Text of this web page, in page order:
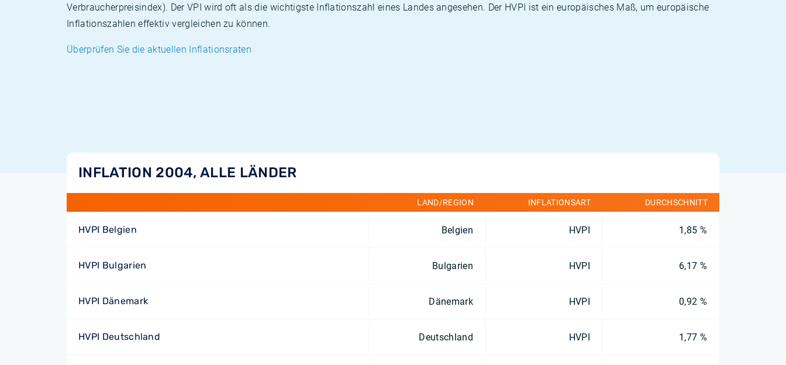
Verbraucherpreisindex). Der VPI wird oft als die wichtigste Inflationszahl eines Landes angesehen. Der HVPI ist ein europäisches Maß, um europäische
Inflationszahlen effektiv vergleichen zu können.
Überprüfen Sie die aktuellen Inflationsraten
INFLATION 2004, ALLE LÄNDER
LAND/REGION INFLATIONSART DURCHSCHNITT
HVPI Belgien Belgien HVPI 1,85 %
HVPI Bulgarien Bulgarien HVPI 6,17 %
HVPI Dänemark Dänemark HVPI 0,92 %
HVPI Deutschland Deutschland HVPI 1,77 %